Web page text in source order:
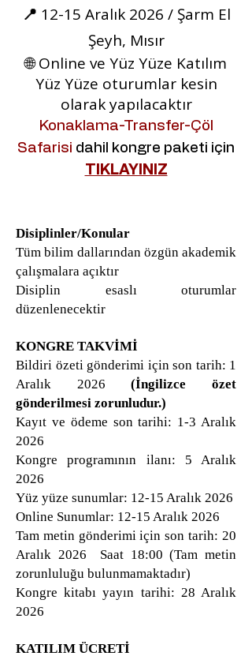
📍 12-15 Aralık 2026 / Şarm El
Şeyh, Mısır
🌐 Online ve Yüz Yüze Katılım
Yüz Yüze oturumlar kesin
olarak yapılacaktır
Konaklama-Transfer-Çöl
Safarisi dahil kongre paketi için
TIKLAYINIZ
Disiplinler/Konular
Tüm bilim dallarından özgün akademik
çalışmalara açıktır
Disiplin esaslı oturumlar
düzenlenecektir
KONGRE TAKVİMİ
Bildiri özeti gönderimi için son tarih: 1
Aralık 2026(İngilizce özet
gönderilmesi zorunludur.)
Kayıt ve ödeme son tarihi: 1-3 Aralık
2026
Kongre programının ilanı: 5 Aralık
2026
Yüz yüze sunumlar: 12-15 Aralık 2026
Online Sunumlar: 12-15 Aralık 2026
Tam metin gönderimi için son tarih: 20
Aralık 2026 ​Saat 18:00 (Tam metin
zorunluluğu bulunmamaktadır)
Kongre kitabı yayın tarihi: 28 Aralık
2026
KATILIM ÜCRETİ